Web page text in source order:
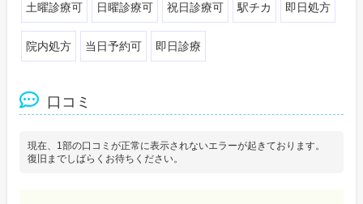
土曜診療可 日曜診療可 祝日診療可 駅チカ 即日処方
院内処方 当日予約可 即日診療
口コミ
現在、1部の口コミが正常に表示されないエラーが起きております。
復旧までしばらくお待ちください。